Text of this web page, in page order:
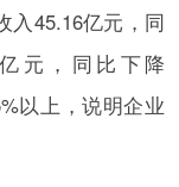
入45.16亿元，同
元，同比下降
以上，说明企业